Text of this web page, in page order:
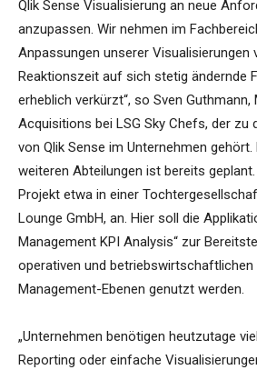
Qlik Sense Visualisierung an neue
anzupassen. Wir nehmen im
Anpassungen unserer Visualisierungen
Reaktionszeit auf sich stetig ändernde
erheblich verkürzt“, so Sven
Acquisitions bei LSG Sky Chefs, der zu
von Qlik Sense im Unternehmen gehört.
weiteren Abteilungen ist bereits
Projekt etwa in einer
Lounge GmbH, an. Hier soll die
Management KPI Analysis“ zur
operativen und betriebswirtschaftlichen
Management-Ebenen genutzt werden.
„Unternehmen benötigen heutzutage
Reporting oder einfache